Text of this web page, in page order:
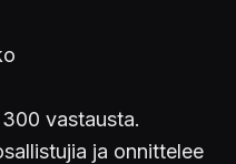
vastausta.
ja onnittelee